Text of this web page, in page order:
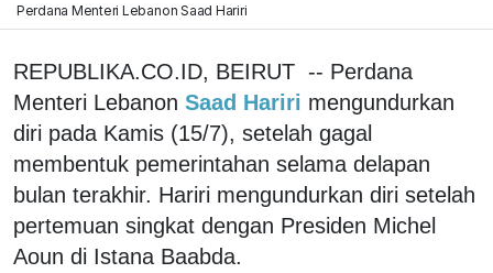
Perdana Menteri Lebanon Saad Hariri
REPUBLIKA.CO.ID, BEIRUT -- Perdana
Menteri Lebanon Saad Hariri mengundurkan
diri pada Kamis (15/7), setelah gagal
membentuk pemerintahan selama delapan
bulan terakhir. Hariri mengundurkan diri setelah
pertemuan singkat dengan Presiden Michel
Aoun di Istana Baabda.